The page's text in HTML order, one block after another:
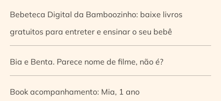
Bebeteca Digital da Bamboozinho: baixe livros
gratuitos para entreter e ensinar o seu bebê
Bia e Benta. Parece nome de filme, não é?
Book acompanhamento: Mia, 1 ano